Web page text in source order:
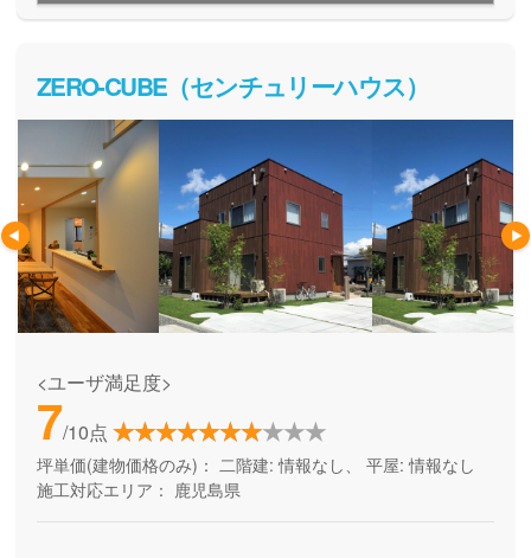
く、“最良の家”』だと考えています。 家族皆、いつ
ウスも用意されています。
ZERO-CUBE（センチュリーハウス）
<ユーザ満足度>
7/10点
坪単価(建物価格のみ)： 二階建: 情報なし、 平屋: 情報なし
施工対応エリア： 鹿児島県